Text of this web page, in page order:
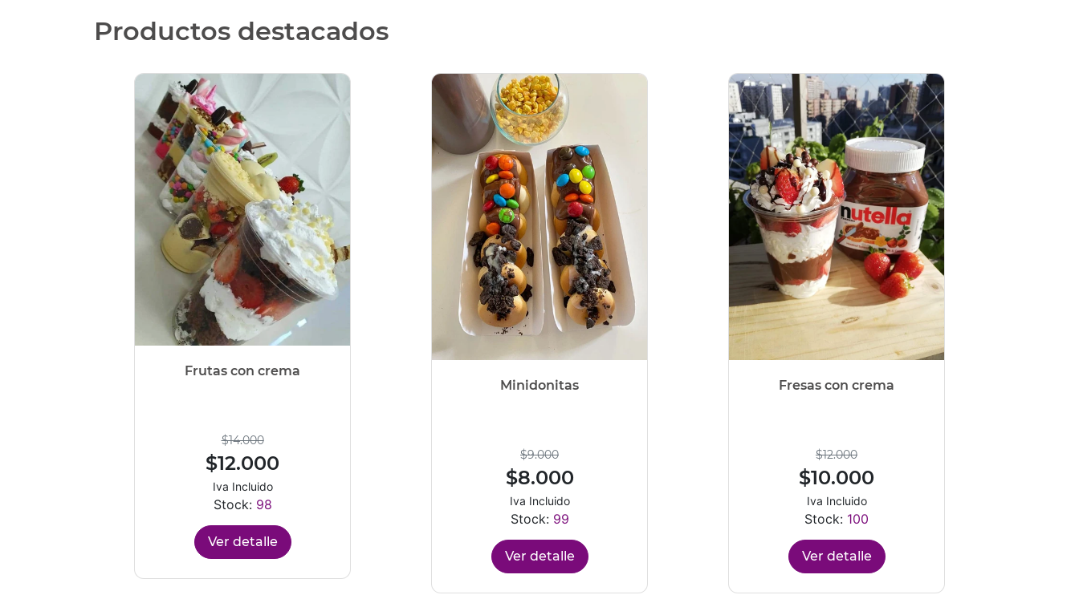
Productos destacados
Frutas con crema
$14.000
$12.000
Iva Incluido
Stock: 98
Ver detalle
Minidonitas
$9.000
$8.000
Iva Incluido
Stock: 99
Ver detalle
Fresas con crema
$12.000
$10.000
Iva Incluido
Stock: 100
Ver detalle